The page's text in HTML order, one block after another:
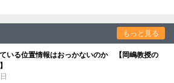
もっと見る
いる位置情報はおっかないのか 【岡嶋教授の